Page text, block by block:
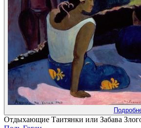
Отдыхающие Таитянки или Забава